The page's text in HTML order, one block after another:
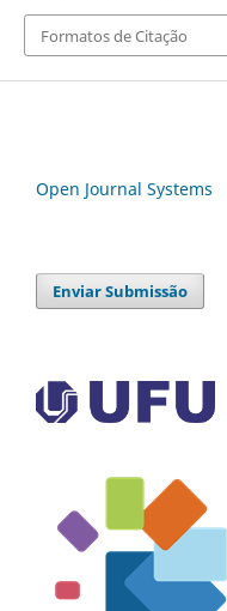
Formatos de Citação
Open Journal Systems
Enviar Submissão